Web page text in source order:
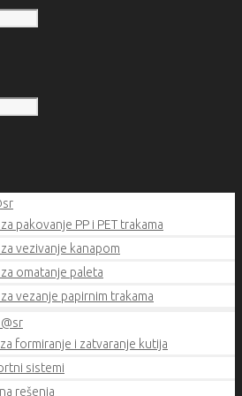
pakovanje PP i PET trakama
vezivanje kanapom
omatanje paleta
vezanje papirnim trakama
formiranje i zatvaranje kutija
sistemi
rešenja